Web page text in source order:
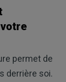
permet de
derrière soi.